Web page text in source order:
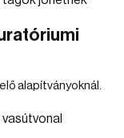
alapítványoknál.